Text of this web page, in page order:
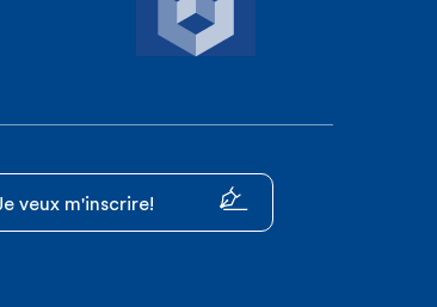
veux m'inscrire!